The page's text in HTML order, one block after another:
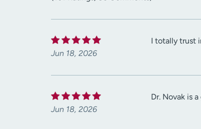
Jun 18, 2026
I totally trust
Jun 18, 2026
Dr. Novak is